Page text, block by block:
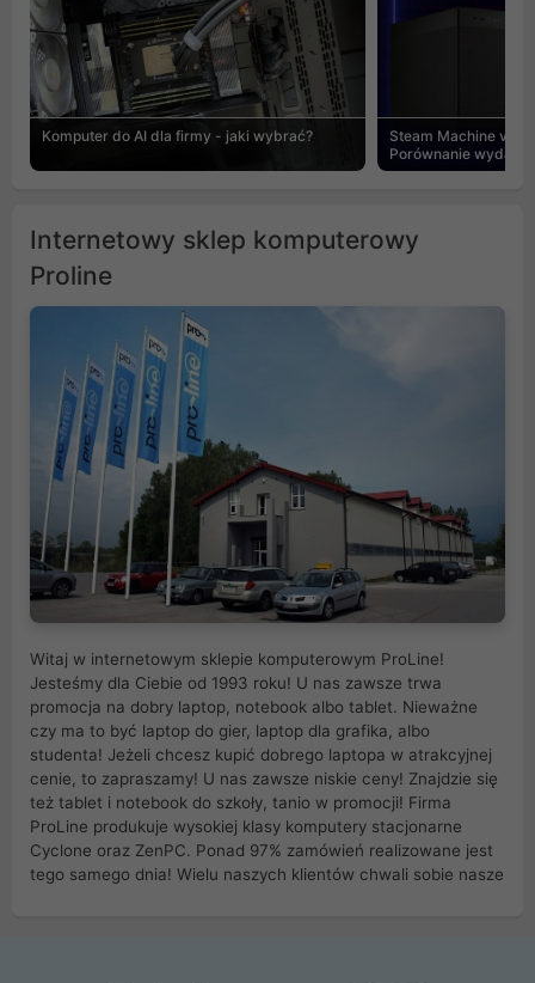
Komputer do AI dla firmy - jaki wybrać?
Steam Machine vs
Porównanie
Internetowy sklep komputerowy
Proline
Witaj w internetowym sklepie komputerowym ProLine!
Jesteśmy dla Ciebie od 1993 roku! U nas zawsze trwa
promocja na dobry laptop, notebook albo tablet. Nieważne
czy ma to być laptop do gier, laptop dla grafika, albo
studenta! Jeżeli chcesz kupić dobrego laptopa w atrakcyjnej
cenie, to zapraszamy! U nas zawsze niskie ceny! Znajdzie się
też tablet i notebook do szkoły, tanio w promocji! Firma
ProLine produkuje wysokiej klasy komputery stacjonarne
Cyclone oraz ZenPC. Ponad 97% zamówień realizowane jest
tego samego dnia! Wielu naszych klientów chwali sobie nasze